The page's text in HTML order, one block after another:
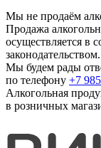
Мы не продаём
Продажа
осуществляется в
законодательством.
Мы будем рады
по телефону +7
Алкогольная
в розничных